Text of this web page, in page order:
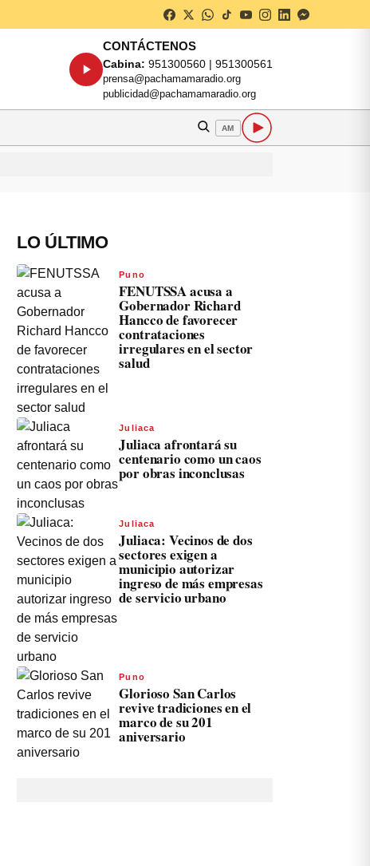
CONTÁCTENOS
Cabina: 951300560 | 951300561
prensa@pachamamaradio.org
publicidad@pachamamaradio.org
AM
LO ÚLTIMO
Puno
FENUTSSA acusa a
Gobernador Richard
Hancco de favorecer
contrataciones
irregulares en el sector
salud
Juliaca
Juliaca afrontará su
centenario como un caos
por obras inconclusas
Juliaca
Juliaca: Vecinos de dos
sectores exigen a
municipio autorizar
ingreso de más empresas
de servicio urbano
Puno
Glorioso San Carlos
revive tradiciones en el
marco de su 201
aniversario